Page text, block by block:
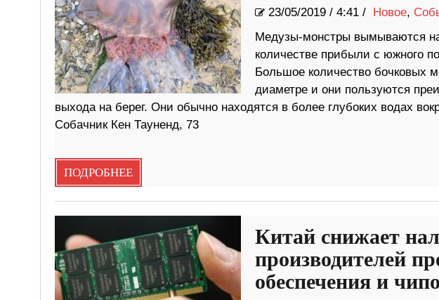
23/05/2019/ 4:41 / Новое,
Медузы-монстры вымываются
количестве прибыли с южного
Большое количество бочковых
диаметре и они пользуются
выхода на берег. Они обычно находятся в более глубоких водах
Собачник Кен Тауненд, 73
ПОДРОБНЕЕ
Китай снижает
производителей
обеспечения и